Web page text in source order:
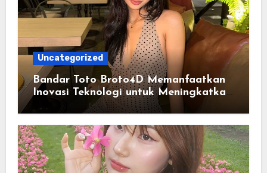
Uncategorized
Bandar Toto Broto4D Memanfaatkan
Inovasi Teknologi untuk Meningkatkan
Kenyamanan Pengguna